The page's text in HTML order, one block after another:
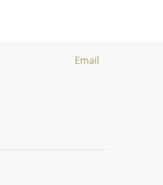
Email